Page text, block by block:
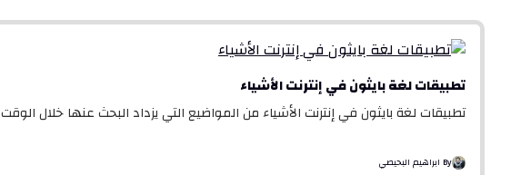
تطبيقات لغة بايثون في إنترنت الأشياء
تطبيقات لغة بايثون في إنترنت الأشياء من المواضيع التي يزداد البحث عنها خلال الوقت
By ابراهيم البحيصي